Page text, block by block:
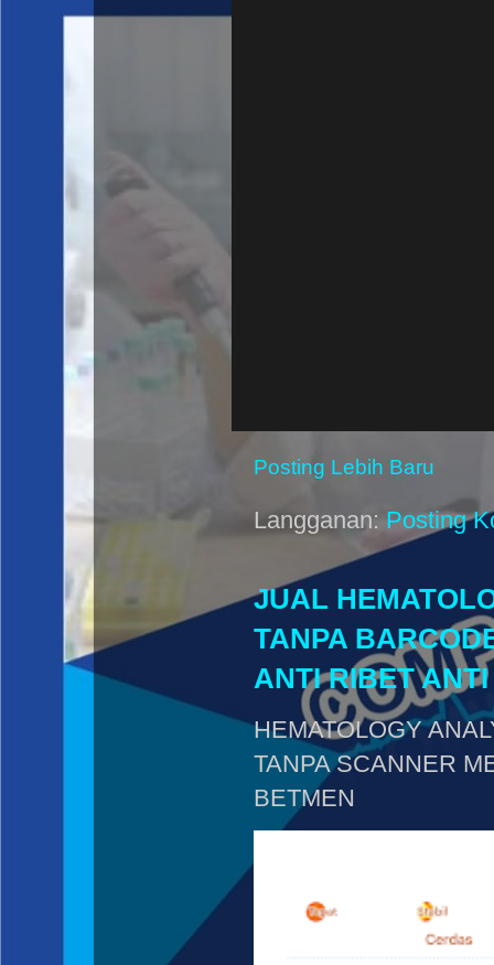
Posting Lebih Baru
Langganan: Posting
JUAL
TANPA
ANTI RIBET
HEMATOLOGY
TANPA SCANNER
BETMEN